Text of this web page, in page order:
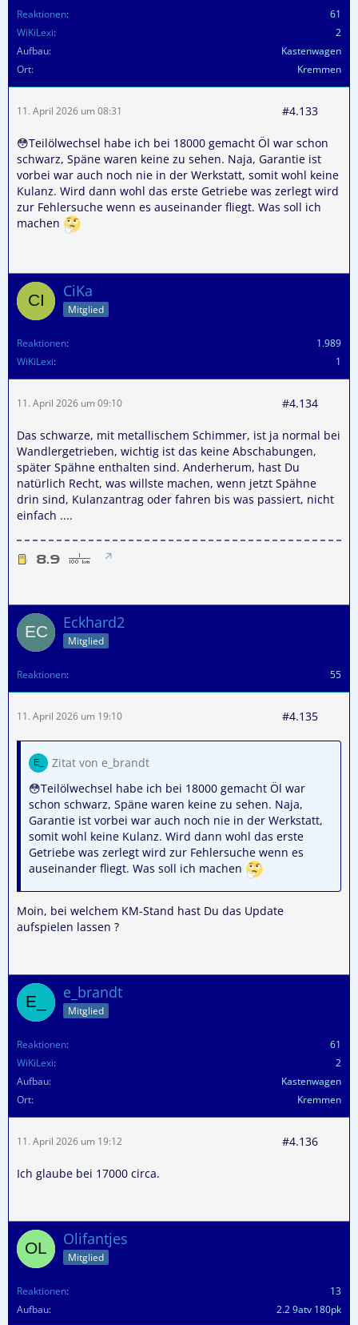
Reaktionen
61
WiKiLexi
2
Aufbau
Kastenwagen
Ort
Kremmen
11. April 2026 um 08:31 #4.133
😳Teilölwechsel habe ich bei 18000 gemacht Öl war schon
schwarz, Späne waren keine zu sehen. Naja, Garantie ist
vorbei war auch noch nie in der Werkstatt, somit wohl keine
Kulanz. Wird dann wohl das erste Getriebe was zerlegt wird
zur Fehlersuche wenn es auseinander fliegt. Was soll ich
machen
CiKa
Mitglied
Reaktionen
1.989
WiKiLexi
1
11. April 2026 um 09:10 #4.134
Das schwarze, mit metallischem Schimmer, ist ja normal bei
Wandlergetrieben, wichtig ist das keine Abschabungen,
später Spähne enthalten sind. Anderherum, hast Du
natürlich Recht, was willste machen, wenn jetzt Spähne
drin sind, Kulanzantrag oder fahren bis was passiert, nicht
einfach ....
Eckhard2
Mitglied
Reaktionen 55
11. April 2026 um 19:10 #4.135
Zitat von e_brandt
😳Teilölwechsel habe ich bei 18000 gemacht Öl war
schon schwarz, Späne waren keine zu sehen. Naja,
Garantie ist vorbei war auch noch nie in der Werkstatt,
somit wohl keine Kulanz. Wird dann wohl das erste
Getriebe was zerlegt wird zur Fehlersuche wenn es
auseinander fliegt. Was soll ich machen
Moin, bei welchem KM-Stand hast Du das Update
aufspielen lassen ?
e_brandt
Mitglied
Reaktionen
61
WiKiLexi
2
Aufbau
Kastenwagen
Ort
Kremmen
11. April 2026 um 19:12 #4.136
Ich glaube bei 17000 circa.
Olifantjes
Mitglied
Reaktionen
13
Aufbau
2.2 9atv 180pk